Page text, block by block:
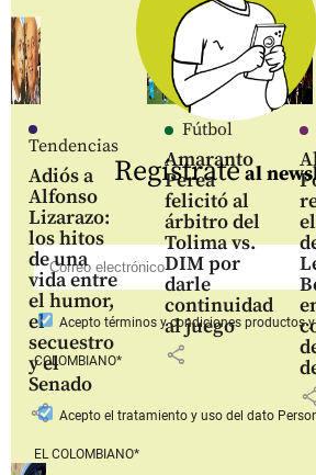
Tendencias
Adiós a
Alfonso
Lizarazo:
los hitos
de una
vida entre
el humor,
el
secuestro
y el
Senado
share
Fútbol
Amaranto
Perea
felicitó al
árbitro del
Tolima vs.
DIM por
darle
continuidad
al juego
share
Regístrateal
Aceptotérminos y condiciones productos
COLOMBIANO*
Acepto el tratamiento y uso del dato
EL COLOMBIANO*